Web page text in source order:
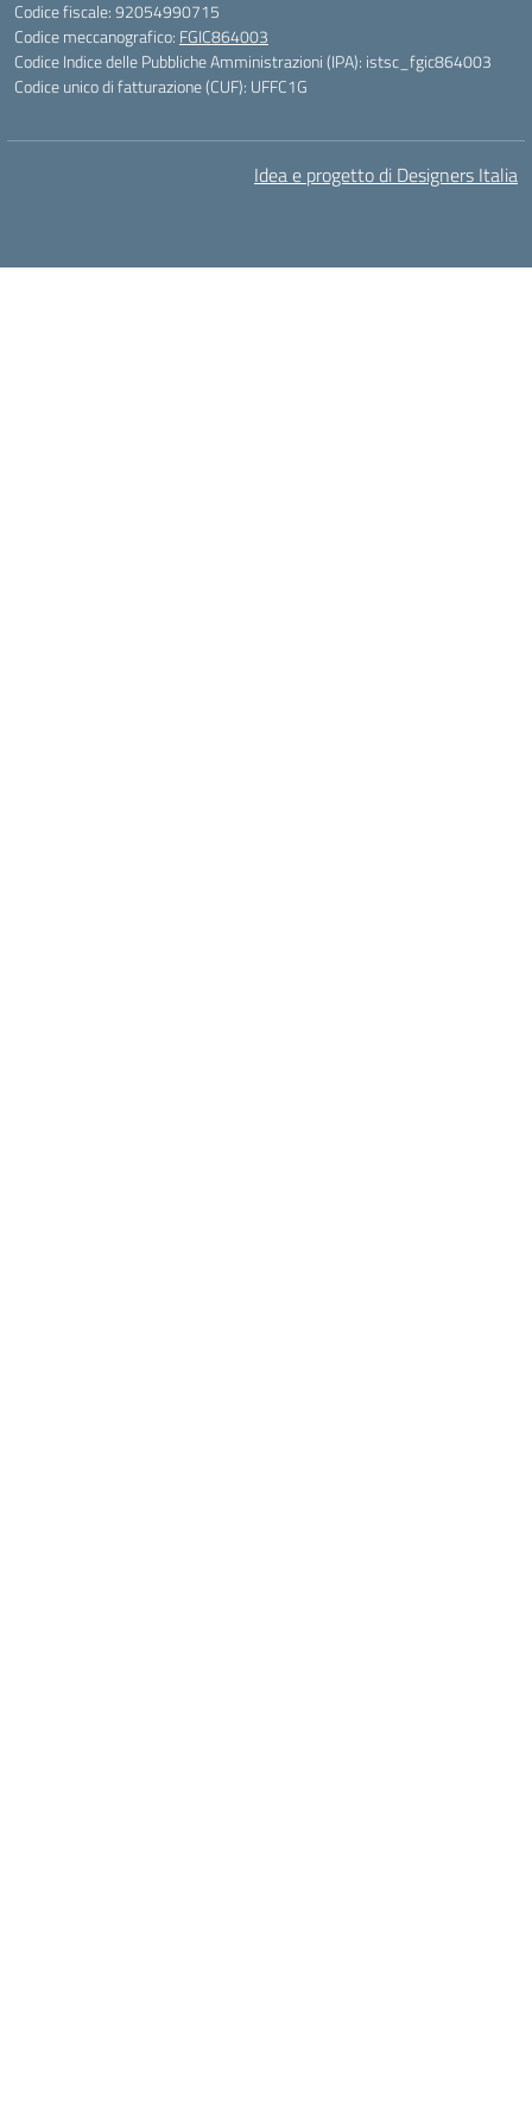
Codice fiscale: 92054990715
Codice meccanografico: FGIC864003
Codice Indice delle Pubbliche Amministrazioni (IPA): istsc_fgic864003
Codice unico di fatturazione (CUF): UFFC1G
Idea e progetto di Designers Italia